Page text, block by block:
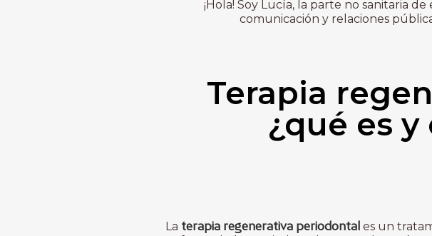
¡Hola! Soy Lucía, la parte no sanitaria
comunicación y relaciones
Terapia
¿qué es
La terapia regenerativa periodontal es un